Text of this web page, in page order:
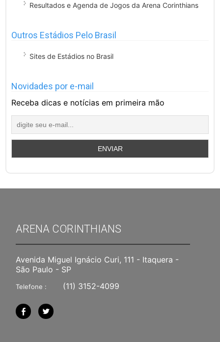
Resultados e Agenda de Jogos da Arena Corinthians
Outros Estádios Pelo Brasil
Sites de Estádios no Brasil
Novidades por e-mail
Receba dicas e notícias em primeira mão
ARENA CORINTHIANS
Avenida Miguel Ignácio Curi, 111 - Itaquera -
São Paulo - SP
Telefone : (11) 3152-4099